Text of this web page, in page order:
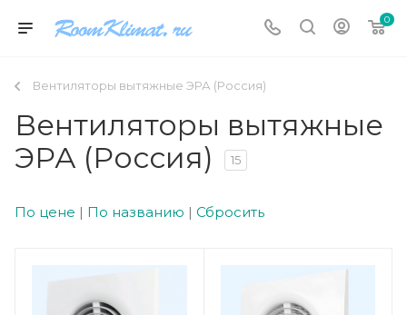
0
Вентиляторы вытяжные ЭРА (Россия)
Вентиляторы вытяжные
ЭРА (Россия)
15
По цене | По названию | Сбросить